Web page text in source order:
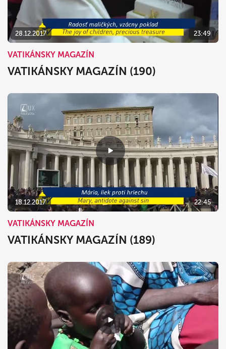
28.12.2017 23:49
VATIKÁNSKY MAGAZÍN
VATIKÁNSKY MAGAZÍN (190)
18.12.2017 22:45
VATIKÁNSKY MAGAZÍN
VATIKÁNSKY MAGAZÍN (189)